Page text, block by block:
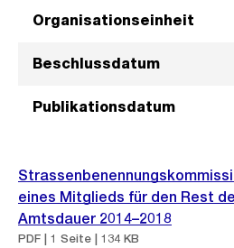
Organisationseinheit
Beschlussdatum
Publikationsdatum
eines Mitglieds für den Rest
Amtsdauer 2014–2018
PDF | 1 Seite | 134 KB